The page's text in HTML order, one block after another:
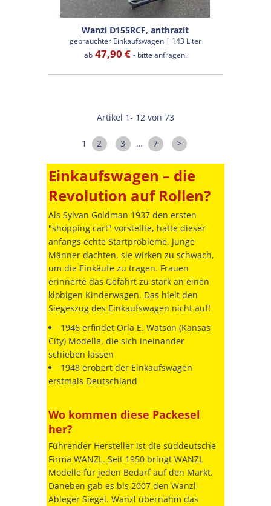
Wanzl D155RCF, anthrazit
gebrauchter Einkaufswagen | 143 Liter
ab47,90 € - bitte anfragen.
Artikel 1- 12 von 73
1 2 3 … 7 >
Einkaufswagen – die
Revolution auf Rollen?
Als Sylvan Goldman 1937 den ersten
"shopping cart" vorstellte, hatte dieser
anfangs echte Startprobleme. Junge
Männer dachten, sie wirken zu schwach,
um die Einkäufe zu tragen. Frauen
erinnerte das Gefährt zu stark an einen
klobigen Kinderwagen. Das hielt den
Siegeszug des Einkaufswagen nicht auf!
1946 erfindet Orla E. Watson (Kansas
City) Modelle, die sich ineinander
schieben lassen
1948 erobert der Einkaufswagen
erstmals Deutschland
Wo kommen diese Packesel
her?
Führender Hersteller ist die süddeutsche
Firma WANZL. Seit 1950 bringt WANZL
Modelle für jeden Bedarf auf den Markt.
Daneben gab es bis 2007 den Wanzl-
Ableger Siegel. Wanzl übernahm das